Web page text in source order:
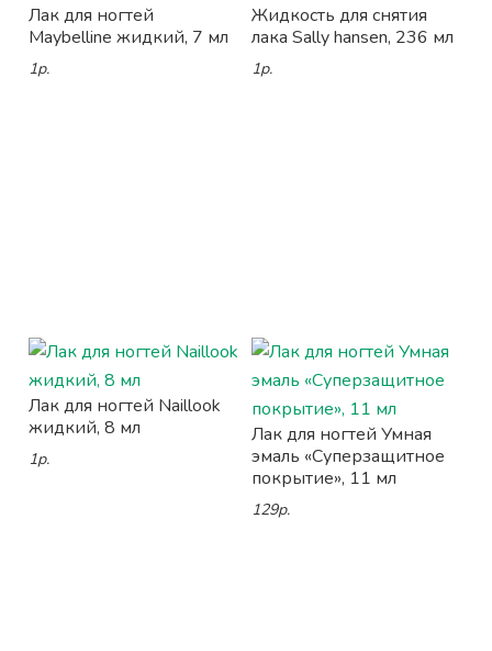
Лак для ногтей
Maybelline жидкий, 7 мл
1р.
Жидкость для снятия
лака Sally hansen, 236 мл
1р.
Лак для ногтей Naillook
жидкий, 8 мл
1р.
Лак для ногтей Умная
эмаль «Суперзащитное
покрытие», 11 мл
129р.